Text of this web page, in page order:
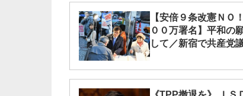
【安倍９条改憲ＮＯ
００万署名】平和の
して／新宿で共産党